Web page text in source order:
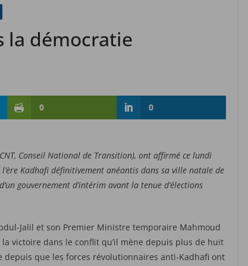
la démocratie
0 0
Conseil National de Transition), ont affirmé ce lundi
Kadhafi définitivement anéantis dans sa ville natale de
gouvernement d’intérim avant la tenue d’élections
Jalil et son Premier Ministre temporaire Mahmoud
victoire dans le conflit qu’il mène depuis plus de huit
que les forces révolutionnaires anti-Kadhafi ont